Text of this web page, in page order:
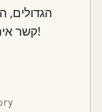
הגדולים,
קשר איתנו וקבלו את השירות המקצועי בישראל!